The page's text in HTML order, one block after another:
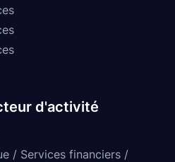
d'activité
/ Services financiers /